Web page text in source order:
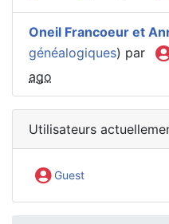
Oneil Francoeur et
généalogiques) par
ago
Utilisateurs
Guest